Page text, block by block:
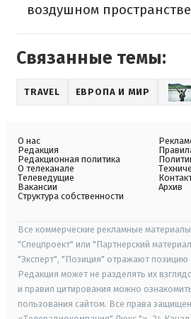
воздушном
Связанные темы:
TRAVEL ЕВРОПА И МИР
О нас
Редакция
Редакционная политика
О телеканале
Телеведущие
Вакансии
Структура собственности
Архив
Все коммерческие рекламные
"Спецпроект" или "Партнерский
"Эксперт", "Позиция" отражают позицию
Редакция может не разделять их
и правил цитирования можно
пользования сайтом. Все права